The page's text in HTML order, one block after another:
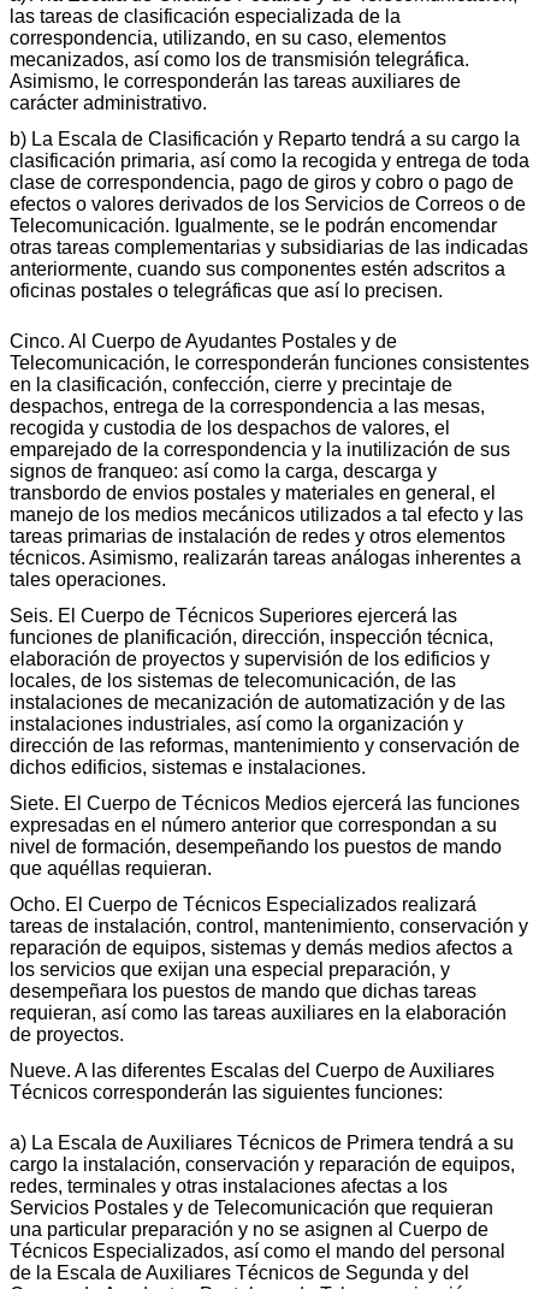
las tareas de clasificación especializada de la
correspondencia, utilizando, en su caso, elementos
mecanizados, así como los de transmisión telegráfica.
Asimismo, le corresponderán las tareas auxiliares de
carácter administrativo.
b) La Escala de Clasificación y Reparto tendrá a su cargo la
clasificación primaria, así como la recogida y entrega de toda
clase de correspondencia, pago de giros y cobro o pago de
efectos o valores derivados de los Servicios de Correos o de
Telecomunicación. Igualmente, se le podrán encomendar
otras tareas complementarias y subsidiarias de las indicadas
anteriormente, cuando sus componentes estén adscritos a
oficinas postales o telegráficas que así lo precisen.
Cinco. Al Cuerpo de Ayudantes Postales y de
Telecomunicación, le corresponderán funciones consistentes
en la clasificación, confección, cierre y precintaje de
despachos, entrega de la correspondencia a las mesas,
recogida y custodia de los despachos de valores, el
emparejado de la correspondencia y la inutilización de sus
signos de franqueo: así como la carga, descarga y
transbordo de envios postales y materiales en general, el
manejo de los medios mecánicos utilizados a tal efecto y las
tareas primarias de instalación de redes y otros elementos
técnicos. Asimismo, realizarán tareas análogas inherentes a
tales operaciones.
Seis. El Cuerpo de Técnicos Superiores ejercerá las
funciones de planificación, dirección, inspección técnica,
elaboración de proyectos y supervisión de los edificios y
locales, de los sistemas de telecomunicación, de las
instalaciones de mecanización de automatización y de las
instalaciones industriales, así como la organización y
dirección de las reformas, mantenimiento y conservación de
dichos edificios, sistemas e instalaciones.
Siete. El Cuerpo de Técnicos Medios ejercerá las funciones
expresadas en el número anterior que correspondan a su
nivel de formación, desempeñando los puestos de mando
que aquéllas requieran.
Ocho. El Cuerpo de Técnicos Especializados realizará
tareas de instalación, control, mantenimiento, conservación y
reparación de equipos, sistemas y demás medios afectos a
los servicios que exijan una especial preparación, y
desempeñara los puestos de mando que dichas tareas
requieran, así como las tareas auxiliares en la elaboración
de proyectos.
Nueve. A las diferentes Escalas del Cuerpo de Auxiliares
Técnicos corresponderán las siguientes funciones:
a) La Escala de Auxiliares Técnicos de Primera tendrá a su
cargo la instalación, conservación y reparación de equipos,
redes, terminales y otras instalaciones afectas a los
Servicios Postales y de Telecomunicación que requieran
una particular preparación y no se asignen al Cuerpo de
Técnicos Especializados, así como el mando del personal
de la Escala de Auxiliares Técnicos de Segunda y del